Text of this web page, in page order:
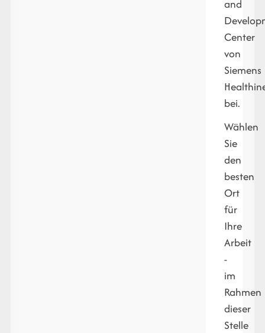
and
Center
von
Siemens
bei.
Wählen
Sie
den
besten
Ort
für
Ihre
Arbeit
-
im
Rahmen
dieser
Stelle